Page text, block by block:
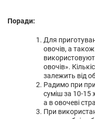
Поради:
Для
овочів, а
овочів».
залежить від
Радимо при
суміш за 10-15
а в овочеві
При